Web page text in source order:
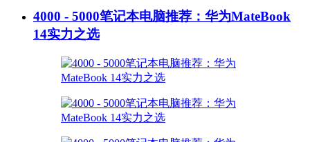
4000 - 5000笔记本电脑推荐：华为MateBook
14实力之选